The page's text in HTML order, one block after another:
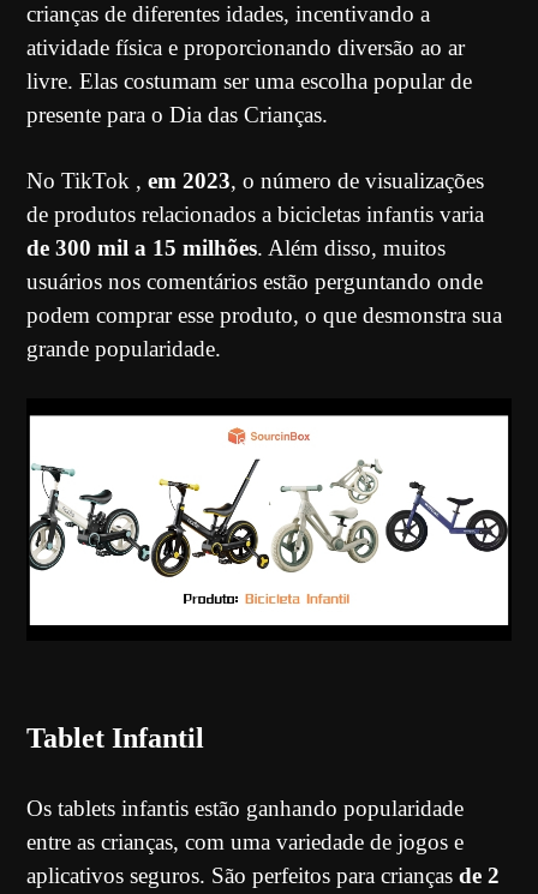
crianças de diferentes idades, incentivando a
atividade física e proporcionando diversão ao ar
livre. Elas costumam ser uma escolha popular de
presente para o Dia das Crianças.
No TikTok ,em 2023, o número de visualizações
de produtos relacionados a bicicletas infantis varia
de 300 mil a 15 milhões. Além disso, muitos
usuários nos comentários estão perguntando onde
podem comprar esse produto, o que desmonstra sua
grande popularidade.
Tablet Infantil
Os tablets infantis estão ganhando popularidade
entre as crianças, com uma variedade de jogos e
aplicativos seguros. São perfeitos para criançasde 2